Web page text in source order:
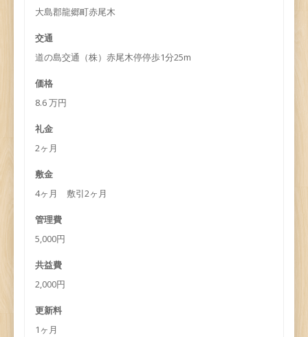
大島郡龍郷町赤尾木
交通
道の島交通（株）赤尾木停停歩1分25m
価格
8.6 万円
礼金
2ヶ月
敷金
4ヶ月 敷引2ヶ月
管理費
5,000円
共益費
2,000円
更新料
1ヶ月